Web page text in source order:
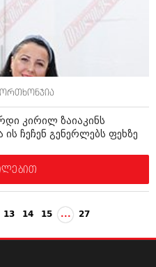
კირილ ზაიაკინს
ჩეჩენ გენერლებს ფეხზე
13 14 15 ... 27